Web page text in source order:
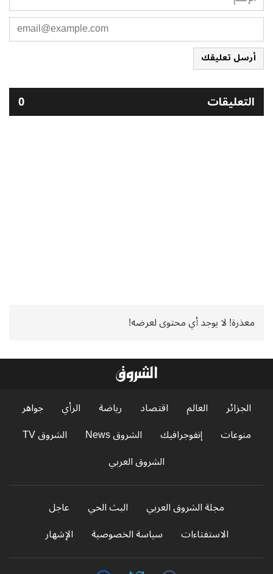
أرسل تعليقك
التعليقات 0
معذرة! لا يوجد أي محتوى لعرضه!
الجزائر العالم اقتصاد رياضة الرأي
جواهر
منوعات
إنفوجرافيك الشروق News
الشروق TV
الشروق العربي
مجلة الشروق العربي البث الحي
عاجل
الاستفتاءات
سياسة الخصوصية الإشهار